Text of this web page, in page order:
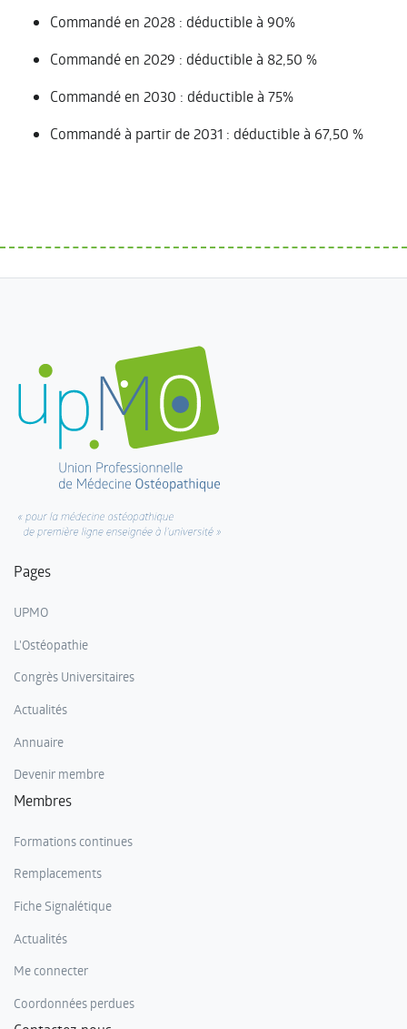
Commandé en 2028 : déductible à 90%
Commandé en 2029 : déductible à 82,50 %
Commandé en 2030 : déductible à 75%
Commandé à partir de 2031 : déductible à 67,50 %
Pages
UPMO
L'Ostéopathie
Congrès Universitaires
Actualités
Annuaire
Devenir membre
Membres
Formations continues
Remplacements
Fiche Signalétique
Actualités
Me connecter
Coordonnées perdues